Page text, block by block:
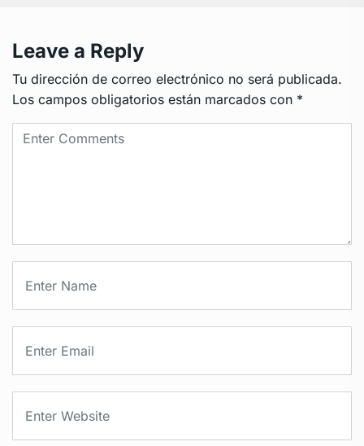
Leave a Reply
Tu dirección de correo electrónico no será publicada.
Los campos obligatorios están marcados con *